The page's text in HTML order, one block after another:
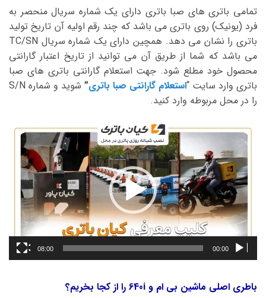
تمامی باتری های صبا باتری دارای یک شماره سریال منحصر به
فرد (یونیک) روی باتری می باشد که چند رقم اولیه آن تاریخ تولید
باتری را نشان می دهد. همچین دارای یک شماره سریال TC/SN
می باشد که شما از طریق آن می توانید از تاریخ اعتبار گارانتی
محصول خود مطلع شود. جهت استعلام گارانتی باتری های صبا
باتری وارد سایت “استعلام گارانتی صبا باتری”
شوید و شماره S/N
را در محل مربوطه وارد کنید.
نمایشگر
ویدیو
00:00
08:00
باطری اصلی ماشین بی ام و 640i را از کجا بخریم؟